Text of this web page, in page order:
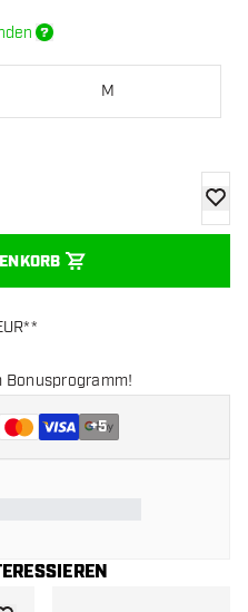
M
Zur
Bonusprogramm!
+5